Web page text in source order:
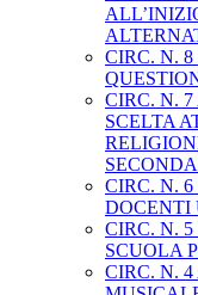
CIRC. N.
CIRC. N.
SCELTA
CIRC. N.
DOCENTI
CIRC. N.
SCUOLA
CIRC. N.